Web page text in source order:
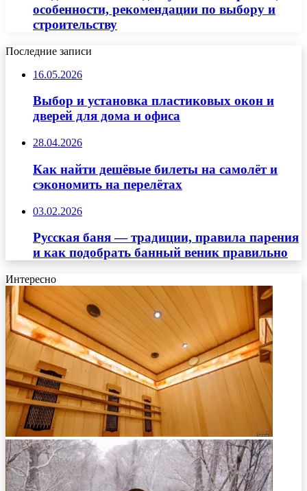
особенности, рекомендации по выбору и
строительству
Последние записи
16.05.2026
Выбор и установка пластиковых окон и
дверей для дома и офиса
28.04.2026
Как найти дешёвые билеты на самолёт и
сэкономить на перелётах
03.02.2026
Русская баня — традиции, правила парения
и как подобрать банный веник правильно
Интересно